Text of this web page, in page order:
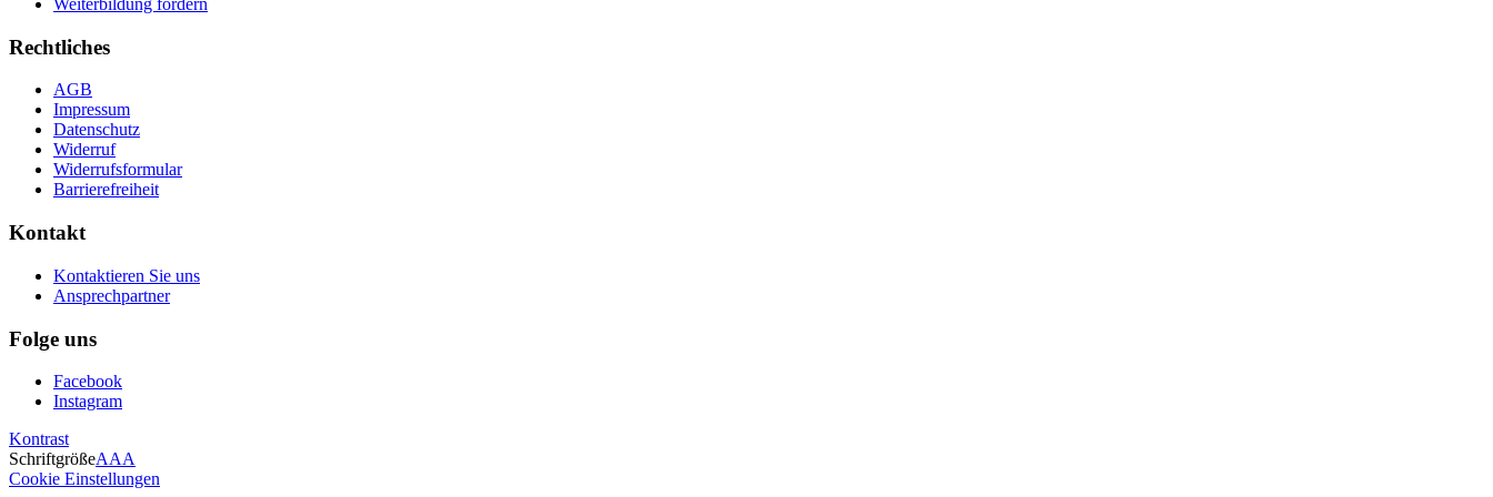
Weiterbildung fördern
Rechtliches
AGB
Impressum
Datenschutz
Widerruf
Widerrufsformular
Barrierefreiheit
Kontakt
Kontaktieren Sie uns
Ansprechpartner
Folge uns
Facebook
Instagram
Kontrast
SchriftgrößeAAA
Cookie Einstellungen